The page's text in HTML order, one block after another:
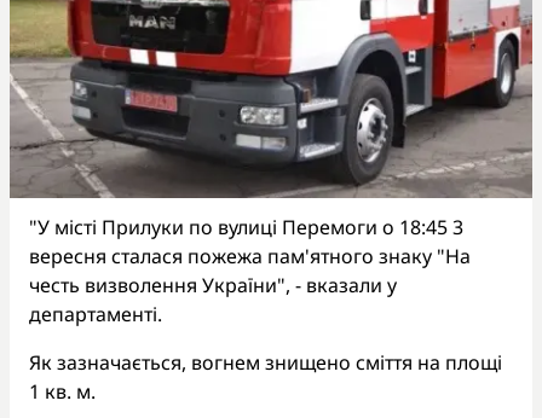
"У місті Прилуки по вулиці Перемоги о 18:45 3
вересня сталася пожежа пам'ятного знаку "На
честь визволення України", - вказали у
департаменті.
Як зазначається, вогнем знищено сміття на площі
1 кв. м.